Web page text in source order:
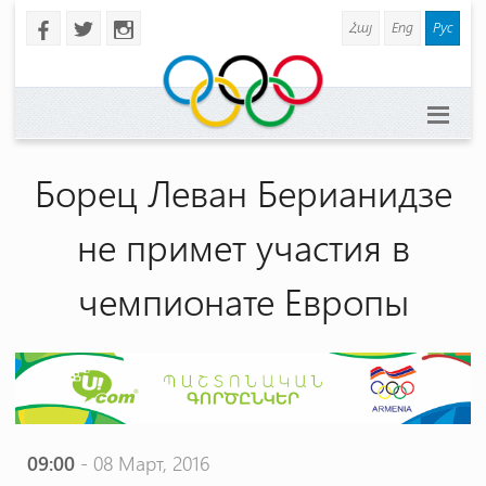
b a x Հայ Eng Рус
Борец Леван Берианидзе
не примет участия в
чемпионате Европы
09:00- 08 Март, 2016